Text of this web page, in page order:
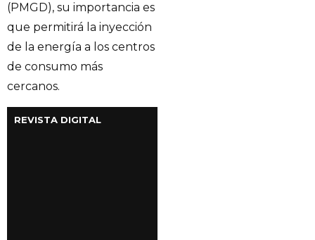
(PMGD), su importancia es
que permitirá la inyección
de la energía a los centros
de consumo más
cercanos.
REVISTA DIGITAL